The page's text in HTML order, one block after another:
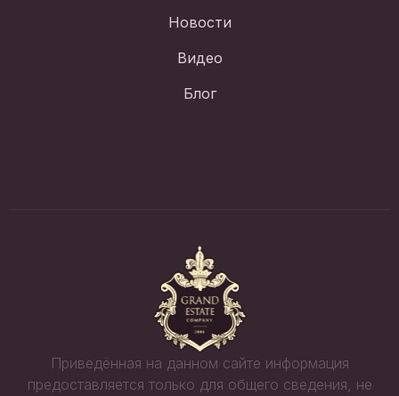
Новости
Видео
Блог
Приведённая на данном сайте информация
предоставляется только для общего сведения, не